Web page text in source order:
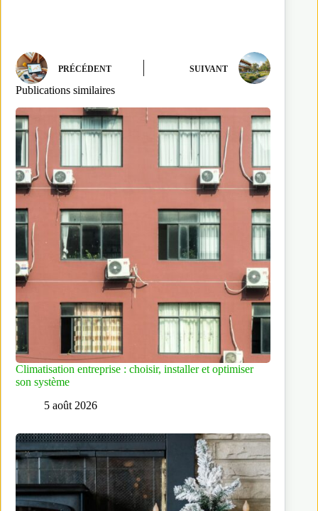
PRÉCÉDENT SUIVANT
Publications similaires
Climatisation entreprise : choisir, installer et optimiser
son système
5 août 2026